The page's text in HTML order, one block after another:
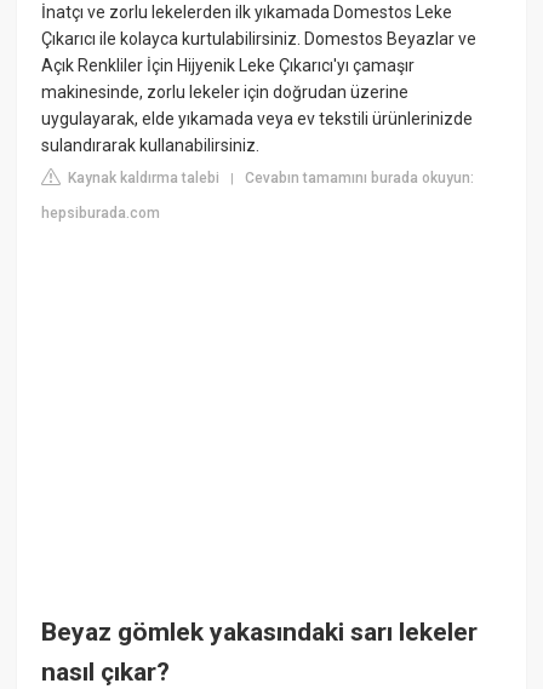
İnatçı ve zorlu lekelerden ilk yıkamada Domestos Leke
Çıkarıcı ile kolayca kurtulabilirsiniz. Domestos Beyazlar ve
Açık Renkliler İçin Hijyenik Leke Çıkarıcı'yı çamaşır
makinesinde, zorlu lekeler için doğrudan üzerine
uygulayarak, elde yıkamada veya ev tekstili ürünlerinizde
sulandırarak kullanabilirsiniz.
Kaynak kaldırma talebi |Cevabın tamamını burada okuyun:
hepsiburada.com
Beyaz gömlek yakasındaki sarı lekeler
nasıl çıkar?